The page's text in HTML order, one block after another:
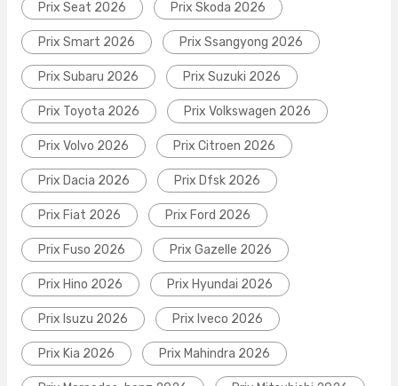
Prix Seat 2026 Prix Skoda 2026
Prix Smart 2026 Prix Ssangyong 2026
Prix Subaru 2026 Prix Suzuki 2026
Prix Toyota 2026 Prix Volkswagen 2026
Prix Volvo 2026 Prix Citroen 2026
Prix Dacia 2026 Prix Dfsk 2026
Prix Fiat 2026 Prix Ford 2026
Prix Fuso 2026 Prix Gazelle 2026
Prix Hino 2026 Prix Hyundai 2026
Prix Isuzu 2026 Prix Iveco 2026
Prix Kia 2026 Prix Mahindra 2026